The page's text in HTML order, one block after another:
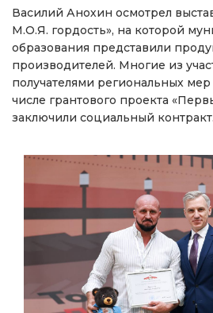
Василий Анохин осмотрел
М.О.Я. гордость», на которой
образования представили
производителей. Многие из
получателями региональных
числе грантового проекта
заключили социальный контракт.